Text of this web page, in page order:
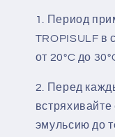
Период
TROPISULF в
от 20°C до
Перед
встряхивайте
эмульсию до